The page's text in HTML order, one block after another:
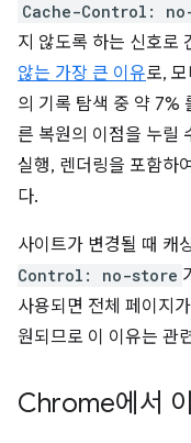
Cache-Control:
지 않도록 하는 신호로
않는 가장 큰 이유로,
의 기록 탐색 중 약 7%
른 복원의 이점을 누릴
실행, 렌더링을 포함하
다.
사이트가 변경될 때 캐
Control: no-store
사용되면 전체 페이지
원되므로 이 이유는 관
Chrome에서